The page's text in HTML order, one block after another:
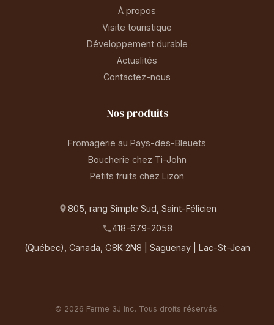
À propos
Visite touristique
Développement durable
Actualités
Contactez-nous
Nos produits
Fromagerie au Pays-des-Bleuets
Boucherie chez Ti-John
Petits fruits chez Lizon
805, rang Simple Sud, Saint-Félicien
418-679-2058
(Québec), Canada, G8K 2N8 | Saguenay | Lac-St-Jean
© 2026 Ferme 3J Inc. Tous droits réservés.